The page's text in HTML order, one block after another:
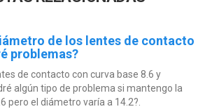
de los lentes de contacto
problemas?
de contacto con curva base 8.6 y
algún tipo de problema si mantengo la
pero el diámetro varía a 14.2?.